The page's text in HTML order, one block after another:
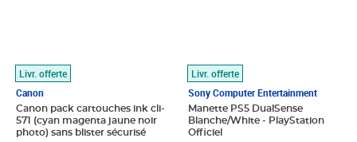
Livr. offerte
Canon
Canon pack cartouches ink cli-
571 (cyan magenta jaune noir
photo) sans blister sécurisé
Livr. offerte
Sony Computer Entertainment
Manette PS5 DualSense
Blanche/White - PlayStation
Officiel